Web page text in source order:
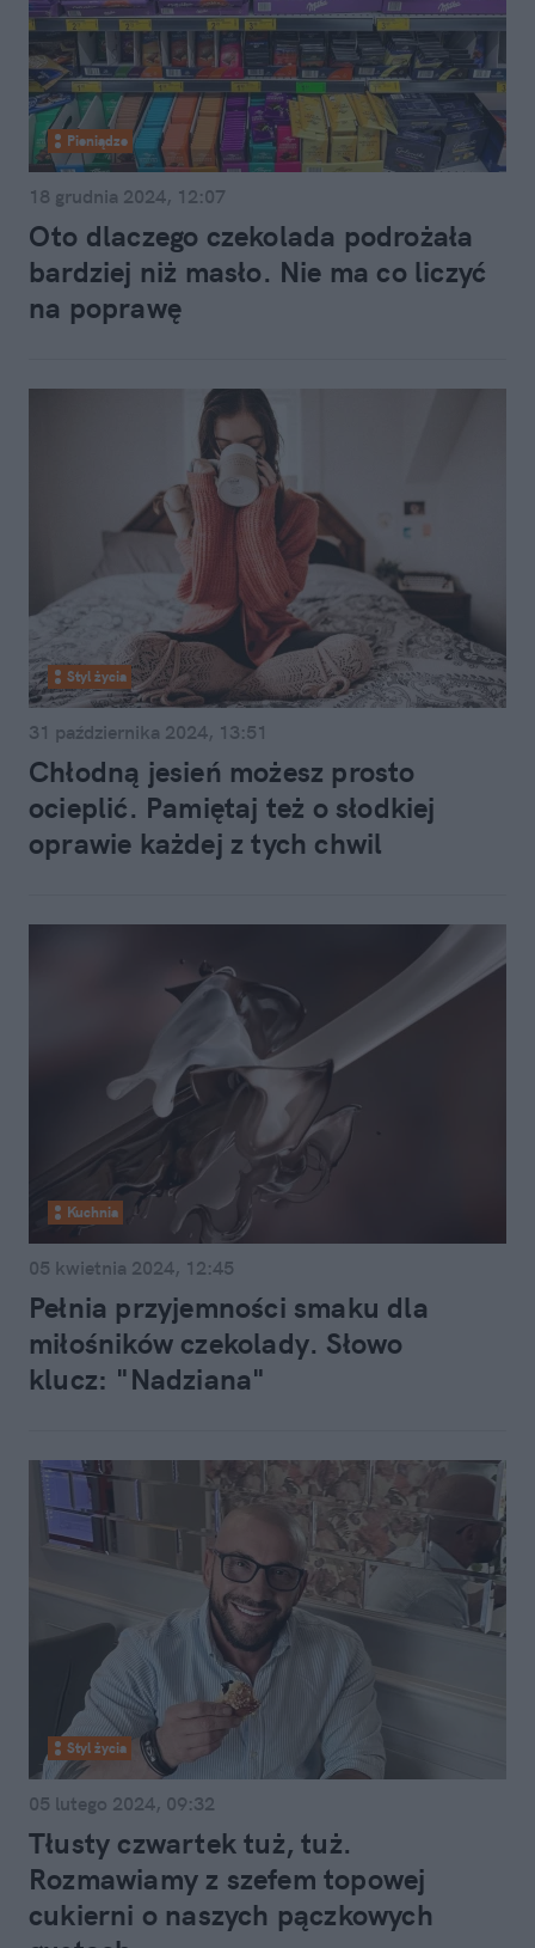
Pieniądze
18 grudnia 2024, 12:07
Oto dlaczego czekolada podrożała
bardziej niż masło. Nie ma co liczyć
na poprawę
Styl życia
31 października 2024, 13:51
Chłodną jesień możesz prosto
ocieplić. Pamiętaj też o słodkiej
oprawie każdej z tych chwil
Kuchnia
05 kwietnia 2024, 12:45
Pełnia przyjemności smaku dla
miłośników czekolady. Słowo
klucz: "Nadziana"
Styl życia
05 lutego 2024, 09:32
Tłusty czwartek tuż, tuż.
Rozmawiamy z szefem topowej
cukierni o naszych pączkowych